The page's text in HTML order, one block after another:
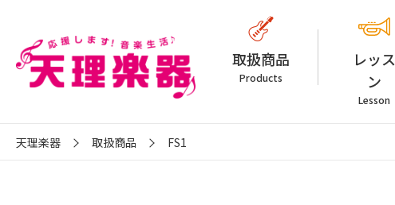
取扱商品
Products
レッス
ン
Lesson
天理楽器 取扱商品 FS1